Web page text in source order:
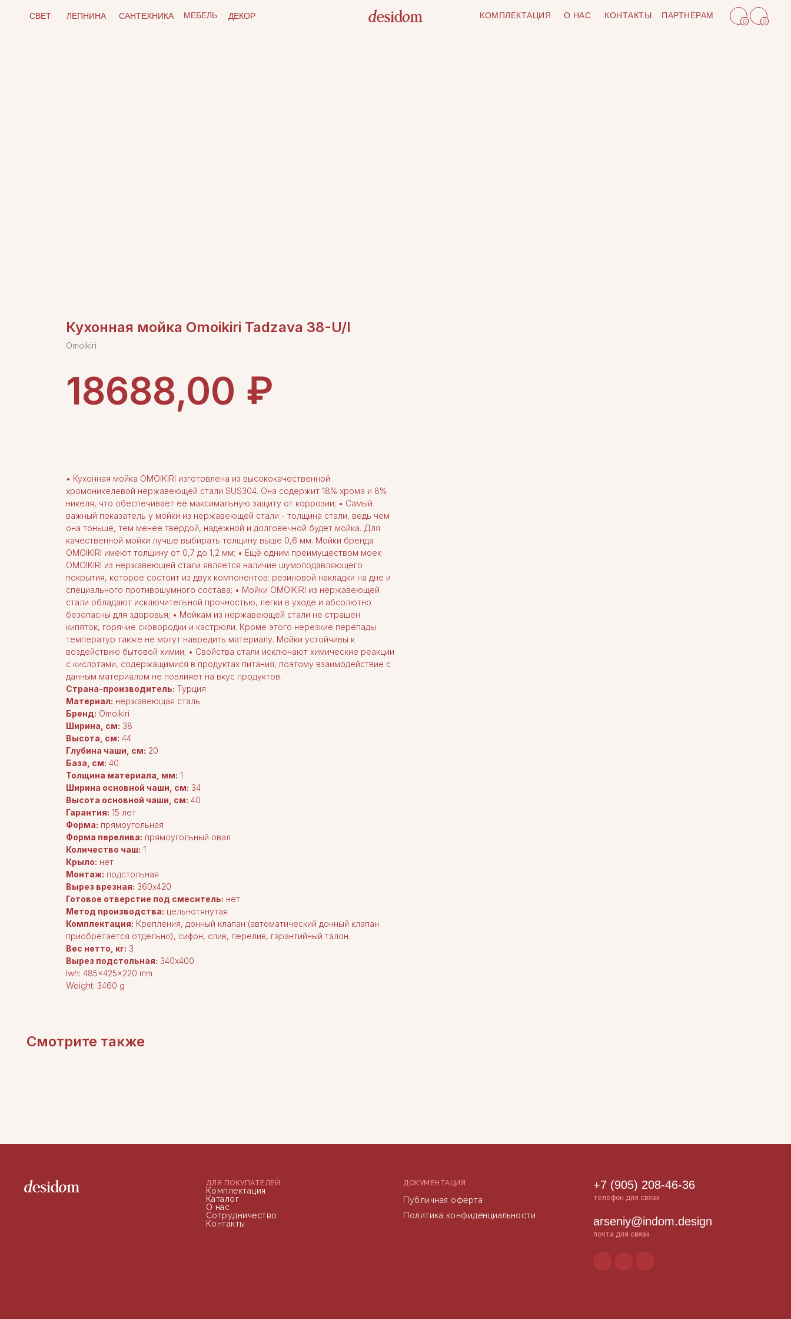
КОМПЛЕКТАЦИЯ О НАС КОНТАКТЫ ПАРТНЕРАМ
0 0
САНТЕХНИКА
ЛЕПНИНА ДЕКОР
СВЕТ МЕБЕЛЬ
Кухонная мойка Omoikiri Tadzava 38-U/I
Omoikiri
18688,00 ₽
• Кухонная мойка OMOIKIRI изготовлена из высококачественной
хромоникелевой нержавеющей стали SUS304. Она содержит 18% хрома и 8%
никеля, что обеспечивает её максимальную защиту от коррозии; • Самый
важный показатель у мойки из нержавеющей стали - толщина стали, ведь чем
она тоньше, тем менее твердой, надежной и долговечной будет мойка. Для
качественной мойки лучше выбирать толщину выше 0,6 мм. Мойки бренда
OMOIKIRI имеют толщину от 0,7 до 1,2 мм; • Ещё одним преимуществом моек
OMOIKIRI из нержавеющей стали является наличие шумоподавляющего
покрытия, которое состоит из двух компонентов: резиновой накладки на дне и
специального противошумного состава; • Мойки OMOIKIRI из нержавеющей
стали обладают исключительной прочностью, легки в уходе и абсолютно
безопасны для здоровья; • Мойкам из нержавеющей стали не страшен
кипяток, горячие сковородки и кастрюли. Кроме этого нерезкие перепады
температур также не могут навредить материалу. Мойки устойчивы к
воздействию бытовой химии; • Свойства стали исключают химические реакции
с кислотами, содержащимися в продуктах питания, поэтому взаимодействие с
данным материалом не повлияет на вкус продуктов.
Страна-производитель: Турция
Материал: нержавеющая сталь
Бренд: Omoikiri
Ширина, см: 38
Высота, см: 44
Глубина чаши, см: 20
База, см: 40
Толщина материала, мм: 1
Ширина основной чаши, см: 34
Высота основной чаши, см: 40
Гарантия: 15 лет
Форма: прямоугольная
Форма перелива: прямоугольный овал
Количество чаш: 1
Крыло: нет
Монтаж: подстольная
Вырез врезная: 360x420
Готовое отверстие под смеситель: нет
Метод производства: цельнотянутая
Комплектация: Крепления, донный клапан (автоматический донный клапан
приобретается отдельно), сифон, слив, перелив, гарантийный талон.
Вес нетто, кг: 3
Вырез подстольная: 340x400
lwh: 485x425x220 mm
Weight: 3460 g
Смотрите также
ДОКУМЕНТАЦИЯ
Публичная оферта
Политика конфиденциальности
ДЛЯ ПОКУПАТЕЛЕЙ
Комплектация
Каталог
О нас
Сотрудничество
Контакты
+7 (905) 208-46-36
телефон для связи
arseniy@indom.design
почта для связи